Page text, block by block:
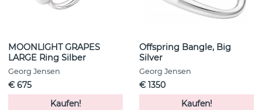
MOONLIGHT GRAPES
LARGE Ring Silber
Georg Jensen
€ 675
Kaufen!
Offspring Bangle, Big
Silver
Georg Jensen
€ 1350
Kaufen!